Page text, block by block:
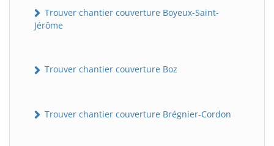
Trouver chantier couverture Boyeux-Saint-
Jérôme
Trouver chantier couverture Boz
Trouver chantier couverture Brégnier-Cordon